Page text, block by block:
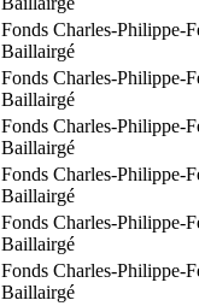
Fonds Charles-Philippe-
Baillairgé
Fonds Charles-Philippe-
Baillairgé
Fonds Charles-Philippe-
Baillairgé
Fonds Charles-Philippe-
Baillairgé
Fonds Charles-Philippe-
Baillairgé
Fonds Charles-Philippe-
Baillairgé